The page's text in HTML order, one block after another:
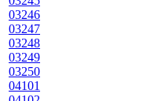
03246
03247
03248
03249
03250
04101